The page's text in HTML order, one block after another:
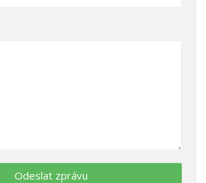
Odeslat zprávu